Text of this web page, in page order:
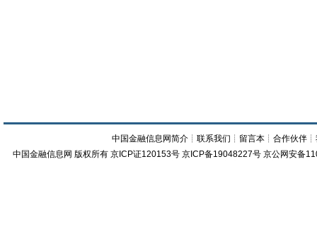
中国金融信息网简介 ┊联系我们 ┊ 留言本 ┊合作伙伴 ┊
中国金融信息网 版权所有 京ICP证120153号 京ICP备19048227号 京公网安备